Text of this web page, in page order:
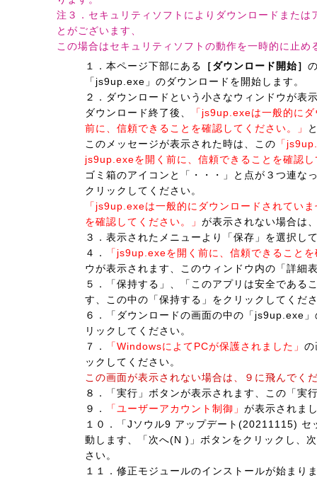
注３．セキュリティソフトによりダウンロードまた
とがございます、
この場合はセキュリティソフトの動作を一時的に止
１．本ページ下部にある
［ダウンロード開始］
「js9up.exe」のダウンロードを開始します。
２．ダウンロードという小さなウィンドウが表
ダウンロード終了後、
「js9up.exeは一般的に
前に、信頼できることを確認してください。」
このメッセージが表示された時は、この 「
js9up.exeを開く前に、信頼できることを確認
ゴミ箱のアイコンと「・・・」と点が３つ連な
クリックしてください。
「js9up.exeは一般的にダウンロードされてい
を確認してください。」 が表示されない場合は
３．表示されたメニューより「保存」を選択し
４．
「js9up.exeを開く前に、信頼できること
ウが表示されます、このウィンドウ内の「詳細
５．「保持する」、「このアプリは安全である
す、この中の「保持する」をクリックしてくだ
６．「ダウンロードの画面の中の「js9up.exe
リックしてください。
７．
「WindowsによてPCが保護されました」 の
ックしてください。
この画面が表示されない場合は、９に飛んでく
８．「実行」ボタンが表示されます、この「実
９．
「ユーザーアカウント制御」 が表示されま
１０．「Jソウル9 アップデート(20211115) セ
動します、「次へ(N )」ボタンをクリックし、
さい。
１１．修正モジュールのインストールが始まり